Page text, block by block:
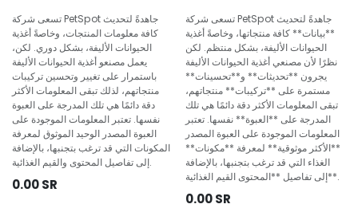
تسعى شركة PetSpot جاهدةً لتحديث
كافة معلومات المنتجات، وخاصةً أغذية
الحيوانات الأليفة، بشكل دوري. لكن،
يعمل مصنعو أغذية الحيوانات الأليفة
باستمرار على تغيير وتحسين تركيبات
منتجاتهم، لذلك تبقى المعلومات الأكثر
دقة دائمًا هي تلك المدرجة على العبوة
نفسها. تعتبر المعلومات الموجودة على
العبوة المصدر الوحيد الموثوق لمعرفة
المكونات التي قد ترغب بتجنبها، بالإضافة
إلى تفاصيل المحتوى والقيم الغذائية.
0.00SR
تسعى شركة PetSpot جاهدةً لتحديث
**بيانات** كافة منتجاتها، وخاصةً أغذية
الحيوانات الأليفة، بشكل منتظم. لكن
نظرًا لأن مصنعي أغذية الحيوانات الأليفة
يجرون **تحديثات** و**تحسينات**
مستمرة على **تركيبات** منتجاتهم،
تبقى المعلومات الأكثر دقة دائمًا هي تلك
المدرجة على **العبوة** نفسها. تعتبر
المعلومات الموجودة على العبوة المصدر
**الأكثر موثوقية** لمعرفة **مكونات**
الغذاء التي قد ترغب بتجنبها، بالإضافة
إلى تفاصيل **المحتوى القيم الغذائية**.
0.00SR